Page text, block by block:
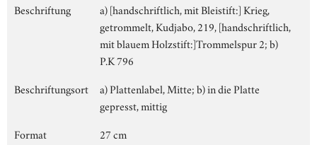
Beschriftung
a) [handschriftlich, mit Bleistift:] Krieg,
getrommelt, Kudjabo, 219, [handschriftlich,
mit blauem Holzstift:]Trommelspur 2; b)
P.K 796
Beschriftungsort
a) Plattenlabel, Mitte; b) in die Platte
gepresst, mittig
Format
27 cm